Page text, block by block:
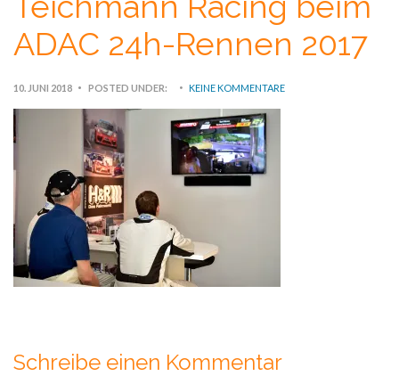
ADAC 24h-Rennen 2017
10. JUNI 2018 POSTED UNDER: KEINE KOMMENTARE
Schreibe einen Kommentar